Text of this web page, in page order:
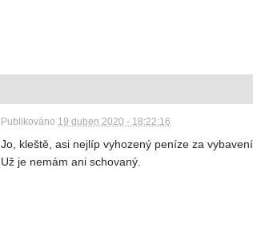
Publikováno 19 duben 2020 - 18:22:16
Jo, kleště, asi nejlíp vyhozený peníze za
Už je nemám ani schovaný.